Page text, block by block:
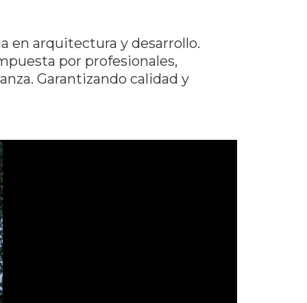
en arquitectura y desarrollo.
por profesionales,
Garantizando calidad y